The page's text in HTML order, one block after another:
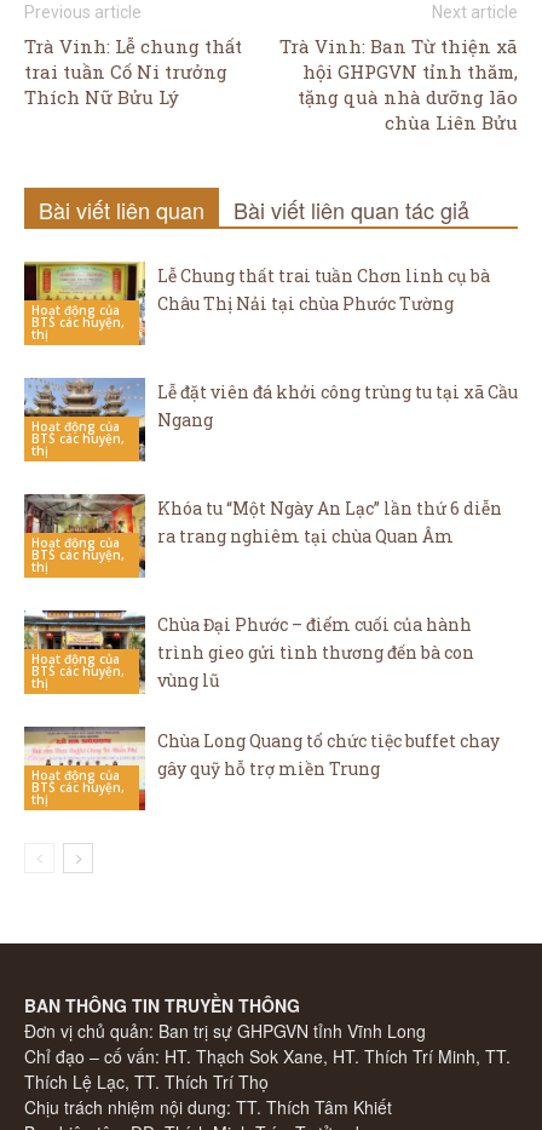
Previous article
Trà Vinh: Lễ chung thất
trai tuần Cố Ni trưởng
Thích Nữ Bửu Lý
Next article
Trà Vinh: Ban Từ thiện xã
hội GHPGVN tỉnh thăm,
tặng quà nhà dưỡng lão
chùa Liên Bửu
Bài viết liên quan Bài viết liên quan tác giả
Hoạt động của
BTS các huyện,
thị
Lễ Chung thất trai tuần Chơn linh cụ bà
Châu Thị Nải tại chùa Phước Tường
Hoạt động của
BTS các huyện,
thị
Lễ đặt viên đá khởi công trùng tu tại xã Cầu
Ngang
Hoạt động của
BTS các huyện,
thị
Khóa tu “Một Ngày An Lạc” lần thứ 6 diễn
ra trang nghiêm tại chùa Quan Âm
Hoạt động của
BTS các huyện,
thị
Chùa Đại Phước – điểm cuối của hành
trình gieo gửi tình thương đến bà con
vùng lũ
Hoạt động của
BTS các huyện,
thị
Chùa Long Quang tổ chức tiệc buffet chay
gây quỹ hỗ trợ miền Trung
BAN THÔNG TIN TRUYỀN THÔNG
Đơn vị chủ quản: Ban trị sự GHPGVN tỉnh Vĩnh Long
Chỉ đạo – cố vấn: HT. Thạch Sok Xane, HT. Thích Trí Minh, TT.
Thích Lệ Lạc, TT. Thích Trí Thọ
Chịu trách nhiệm nội dung: TT. Thích Tâm Khiết